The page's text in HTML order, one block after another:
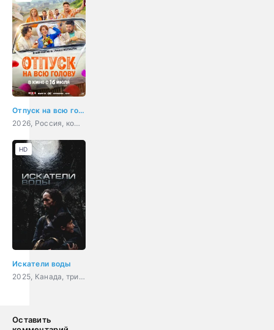
Отпуск на всю голову
2026, Россия, комедия
Искатели воды
2025, Канада, триллер
HD
Оставить